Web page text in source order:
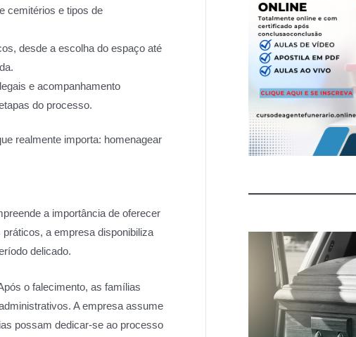
cemitérios e tipos de
desde a escolha do espaço até
e acompanhamento
do processo.
realmente importa: homenagear
a importância de oferecer
a empresa disponibiliza
delicado.
o falecimento, as famílias
A empresa assume
possam dedicar-se ao processo